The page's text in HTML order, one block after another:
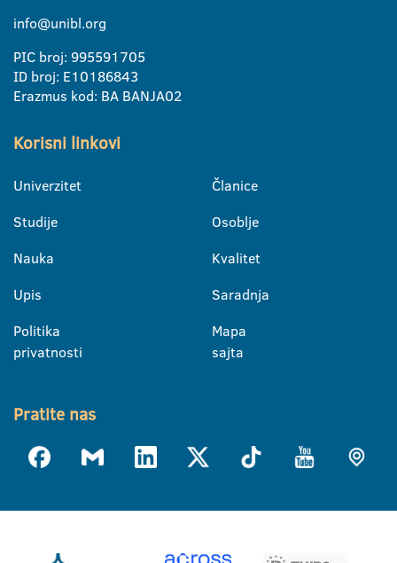
info@unibl.org
PIC broj: 995591705
ID broj: E10186843
Erazmus kod: BA BANJA02
Korisni linkovi
Univerzitet
Studije
Nauka
Upis
Politika
privatnosti
Članice
Osoblje
Kvalitet
Saradnja
Mapa
sajta
Pratite nas